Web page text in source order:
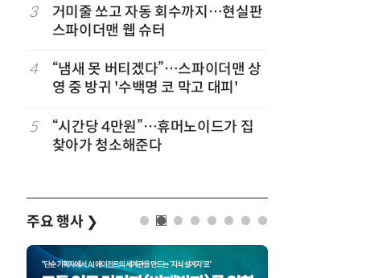
3
거미줄 쏘고 자동 회수까지…현실판
스파이더맨 웹 슈터
4
“냄새 못 버티겠다”…스파이더맨 상
영 중 방귀 '수백명 코 막고 대피'
5
“시간당 4만원”…휴머노이드가 집
찾아가 청소해준다
주요 행사 ❯